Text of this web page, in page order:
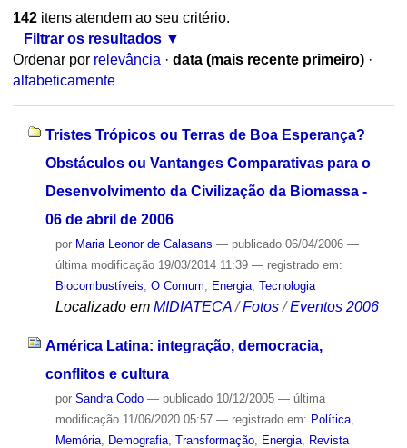
142itens atendem ao seu critério.
Filtrar os resultados
Ordenar por relevância · data (mais recente primeiro) ·
alfabeticamente
Tristes Trópicos ou Terras de Boa Esperança?
Obstáculos ou Vantanges Comparativas para o
Desenvolvimento da Civilização da Biomassa -
06 de abril de 2006
por Maria Leonor de Calasans — publicado06/04/2006 —
última modificação19/03/2014 11:39 — registrado em:
Biocombustíveis O Comum Energia, Tecnologia
Localizado em MIDIATECA /Fotos /Eventos 2006
América Latina: integração, democracia,
conflitos e cultura
por Sandra Codo — publicado10/12/2005 — última
modificação11/06/2020 05:57 — registrado em: Política,
Memória, Demografia, Transformação, Energia, Revista